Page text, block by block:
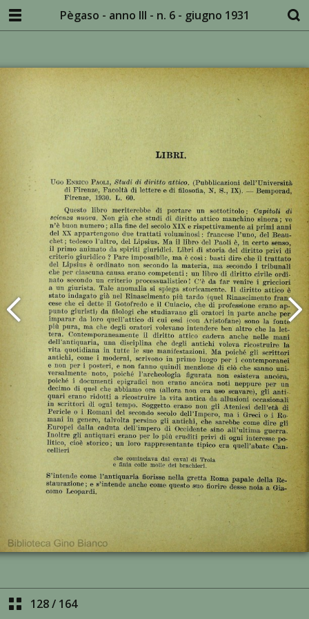
Pègaso - anno III - n. 6 - giugno 1931
128/ 164